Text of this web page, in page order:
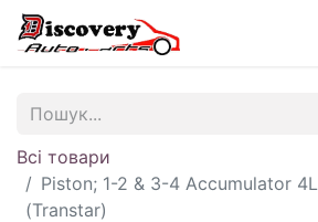
Всі товари
Piston; 1-2 & 3-4 Accumulator
(Transtar)